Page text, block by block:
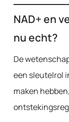
NAD+ en
nu echt?
De
een sleutelrol
maken